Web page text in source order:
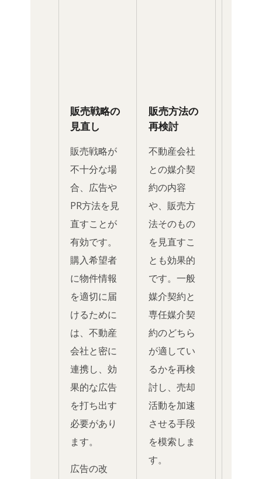
販売戦略の
見直し
販売戦略が
不十分な場
合、広告や
PR方法を見
直すことが
有効です。
購入希望者
に物件情報
を適切に届
けるために
は、不動産
会社と密に
連携し、効
果的な広告
を打ち出す
必要があり
ます。
広告の改
販売方法の
再検討
不動産会社
との媒介契
約の内容
や、販売方
法そのもの
を見直すこ
とも効果的
です。一般
媒介契約と
専任媒介契
約のどちら
が適してい
るかを再検
討し、売却
活動を加速
させる手段
を模索しま
す。